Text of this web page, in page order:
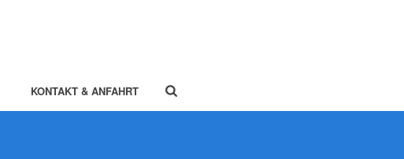
KONTAKT & ANFAHRT